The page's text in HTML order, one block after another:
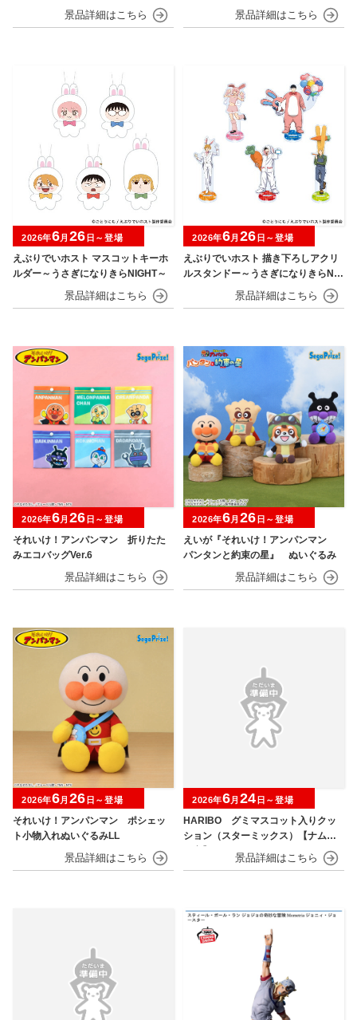
えぶりでいホスト マスコットキーホ
ルダー～うさぎになりきらNIGHT～
2026年6月 26 日～登場
えぶりでいホスト 描き下ろしアクリ
ルスタンドー～うさぎになりきらNIG
2026年6月 26 日～登場
それいけ！アンパンマン 折りたた
みエコバッグVer.6
2026年6月 26 日～登場
えいが『それいけ！アンパンマン
パンタンと約束の星』 ぬいぐるみ
2026年6月 26 日～登場
それいけ！アンパンマン ポシェッ
ト小物入れぬいぐるみLL
2026年6月 26 日～登場
HARIBO グミマスコット入りクッ
ション（スターミックス）【ナムコ
2026年6月 24 日～登場